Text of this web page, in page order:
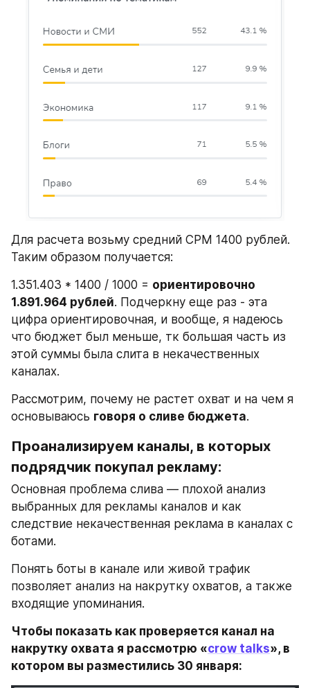
Для расчета возьму средний CPM 1400 рублей.
Таким образом получается:
1.351.403 * 1400 / 1000 = ориентировочно
1.891.964 рублей. Подчеркну еще раз - эта
цифра ориентировочная, и вообще, я надеюсь
что бюджет был меньше, тк большая часть из
этой суммы была слита в некачественных
каналах.
Рассмотрим, почему не растет охват и на чем я
основываюсь говоря о сливе бюджета.
Проанализируем каналы, в которых
подрядчик покупал рекламу:
Основная проблема слива — плохой анализ
выбранных для рекламы каналов и как
следствие некачественная реклама в каналах с
ботами.
Понять боты в канале или живой трафик
позволяет анализ на накрутку охватов, а также
входящие упоминания.
Чтобы показать как проверяется канал на
накрутку охвата я рассмотрю «crow talks», в
котором вы разместились 30 января: